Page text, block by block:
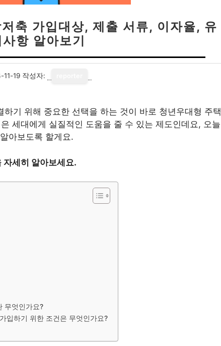
축 가입대상, 제출 서류, 이자율, 유
항 알아보기
11-19 작성자:
기 위해 중요한 선택을 하는 것이 바로 청년우대형 주택
세대에게 실질적인 도움을 줄 수 있는 제도인데요, 오늘
아보도록 할게요.
자세히 알아보세요.
무엇인가요?
입하기 위한 조건은 무엇인가요?